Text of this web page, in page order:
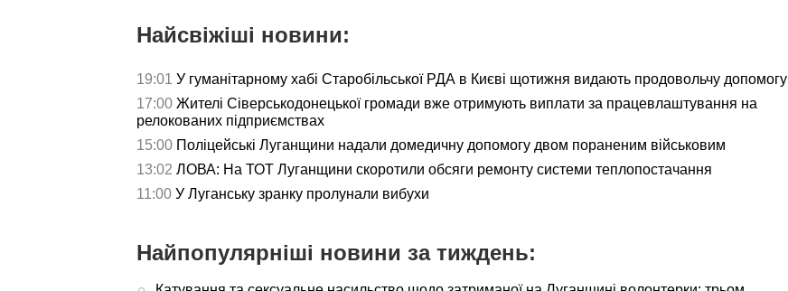
Найсвіжіші новини:
19:01 У гуманітарному хабі Старобільської РДА в Києві щотижня видають продовольчу допомогу
17:00 Жителі Сіверськодонецької громади вже отримують виплати за працевлаштування на
релокованих підприємствах
15:00 Поліцейські Луганщини надали домедичну допомогу двом пораненим військовим
13:02 ЛОВА: На ТОТ Луганщини скоротили обсяги ремонту системи теплопостачання
11:00 У Луганську зранку пролунали вибухи
Найпопулярніші новини за тиждень: